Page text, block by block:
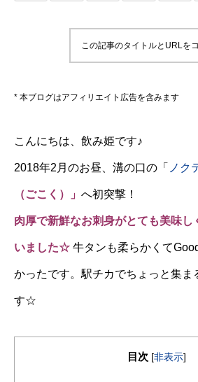
この記事のタイトルとURLを
* 本ブログはアフィリエイト広告を含みます
こんにちは、飲み姫です♪
2018年2月のお昼、溝の口の「 ノク
（ごこく）」 へ初突撃！
肉厚で新鮮なお刺身がとても美味し
いました☆ 牛タンも柔らかくて
かったです。駅チカでちょっと集ま
す☆
目次 [非表示]